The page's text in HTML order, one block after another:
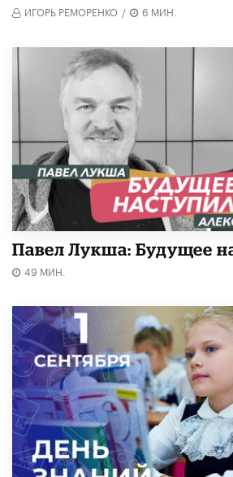
ИГОРЬ РЕМОРЕНКО / 6 МИН.
Павел Лукша: Будущее
49 МИН.